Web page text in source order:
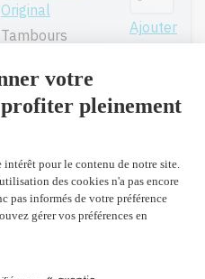
Original
Tambours
297,99$ (2 et
plus 288,20 $)
Ajouter
Original
Tambour
Ajouter